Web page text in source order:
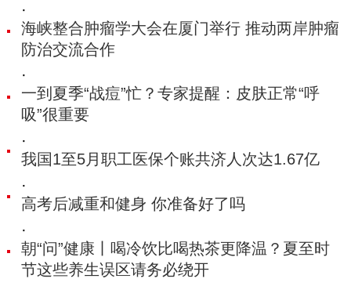
·
海峡整合肿瘤学大会在厦门举行 推动两岸肿瘤
防治交流合作
·
一到夏季“战痘”忙？专家提醒：皮肤正常“呼
吸”很重要
·
我国1至5月职工医保个账共济人次达1.67亿
·
高考后减重和健身 你准备好了吗
·
朝“问”健康丨喝冷饮比喝热茶更降温‌？夏至时
节这些养生误区请务必绕开